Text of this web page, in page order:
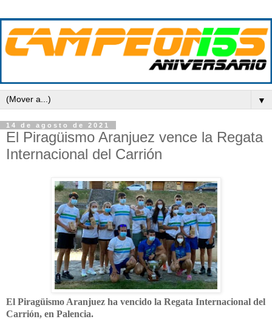
▼
14 de agosto de 2021
El Piragüismo Aranjuez vence la Regata
Internacional del Carrión
El Piragüismo Aranjuez ha vencido la Regata Internacional del
Carrión, en Palencia.